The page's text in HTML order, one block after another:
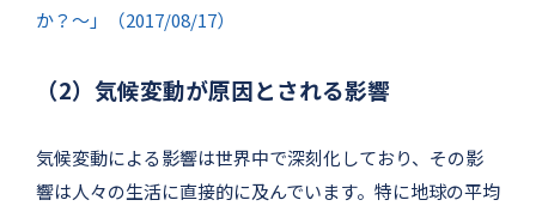
か？～」（2017/08/17）
（2）気候変動が原因とされる影響
気候変動による影響は世界中で深刻化しており、その影
響は人々の生活に直接的に及んでいます。特に地球の平均